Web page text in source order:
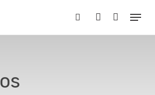
Buscar..account
Menu
Close